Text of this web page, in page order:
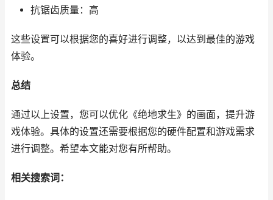
抗锯齿质量：高
这些设置可以根据您的喜好进行调整，以达到最佳的游戏
体验。
总结
通过以上设置，您可以优化《绝地求生》的画面，提升游
戏体验。具体的设置还需要根据您的硬件配置和游戏需求
进行调整。希望本文能对您有所帮助。
相关搜索词：